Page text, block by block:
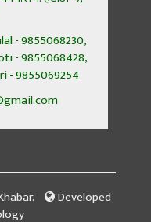
- 9855068230,
- 9855068428,
- 9855069254
Developed